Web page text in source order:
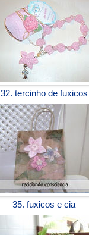
32. tercinho de
35. fuxicos e cia